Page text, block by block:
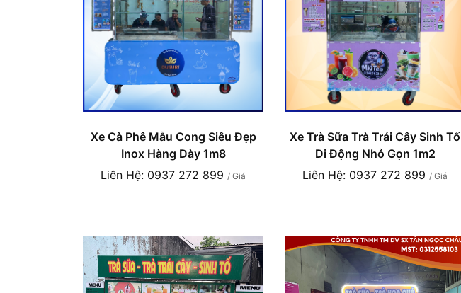
Xe Cà Phê Mẫu Cong Siêu Đẹp
Inox Hàng Dày 1m8
Liên Hệ: 0937 272 899 / Giá
Xe Trà Sữa Trà Trái Cây Sinh Tố
Di Động Nhỏ Gọn 1m2
Liên Hệ: 0937 272 899 / Giá